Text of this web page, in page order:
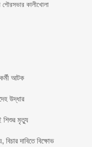
কালীখোলা
আটক
উদ্ধার
শিশুর মৃত্যু
দাবিতে বিক্ষোভ